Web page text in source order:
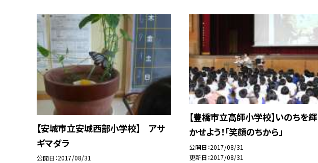
【安城市立安城西部小学校】 アサ
ギマダラ
公開日 2017/08/31
【豊橋市立高師小学校】いのちを輝
かせよう！「笑顔のちから」
公開日 2017/08/31
更新日 2017/08/31